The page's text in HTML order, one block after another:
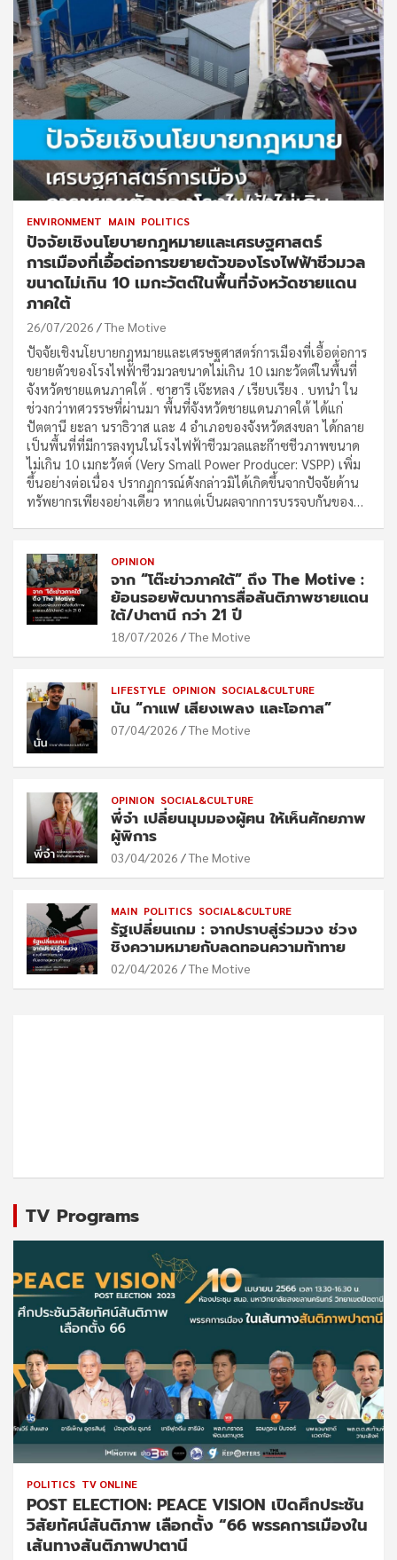
ENVIRONMENT MAIN POLITICS
ปัจจัยเชิงนโยบายกฎหมายและเศรษฐศาสตร์
การเมืองที่เอื้อต่อการขยายตัวของโรงไฟฟ้าชีวมวล
ขนาดไม่เกิน 10 เมกะวัตต์ในพื้นที่จังหวัดชายแดน
ภาคใต้
26/07/2026 The Motive
ปัจจัยเชิงนโยบายกฎหมายและเศรษฐศาสตร์การเมืองที่เอื้อต่อการ
ขยายตัวของโรงไฟฟ้าชีวมวลขนาดไม่เกิน 10 เมกะวัตต์ในพื้นที่
จังหวัดชายแดนภาคใต้ . ซาฮารี เจ๊ะหลง / เรียบเรียง . บทนำ ใน
ช่วงกว่าทศวรรษที่ผ่านมา พื้นที่จังหวัดชายแดนภาคใต้ ได้แก่
ปัตตานี ยะลา นราธิวาส และ 4 อำเภอของจังหวัดสงขลา ได้กลาย
เป็นพื้นที่ที่มีการลงทุนในโรงไฟฟ้าชีวมวลและก๊าซชีวภาพขนาด
ไม่เกิน 10 เมกะวัตต์ (Very Small Power Producer: VSPP) เพิ่ม
ขึ้นอย่างต่อเนื่อง ปรากฏการณ์ดังกล่าวมิได้เกิดขึ้นจากปัจจัยด้าน
ทรัพยากรเพียงอย่างเดียว หากแต่เป็นผลจากการบรรจบกันของ…
OPINION
จาก “โต๊ะข่าวภาคใต้” ถึง The Motive :
ย้อนรอยพัฒนาการสื่อสันติภาพชายแดน
ใต้/ปาตานี กว่า 21 ปี
18/07/2026 The Motive
LIFESTYLE OPINION SOCIAL&CULTURE
นัน “กาแฟ เสียงเพลง และโอกาส”
07/04/2026 The Motive
OPINION SOCIAL&CULTURE
พี่จ๋า เปลี่ยนมุมมองผู้ฅน ให้เห็นศักยภาพ
ผู้พิการ
03/04/2026 The Motive
MAIN POLITICS SOCIAL&CULTURE
รัฐเปลี่ยนเกม : จากปราบสู่ร่วมวง ช่วง
ชิงความหมายกับลดทอนความท้าทาย
02/04/2026 The Motive
TV Programs
POLITICS TV ONLINE
POST ELECTION: PEACE VISION เปิดศึกประชัน
วิสัยทัศน์สันติภาพ เลือกตั้ง “66 พรรคการเมืองใน
เส้นทางสันติภาพปาตานี